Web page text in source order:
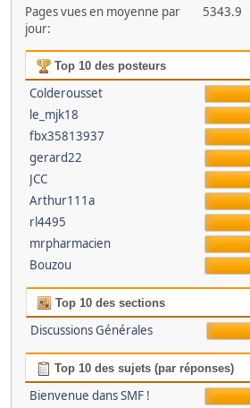
Pages vues en moyenne par
jour:
5343.9
Top 10 des posteurs
Colderousset
le_mjk18
fbx35813937
gerard22
JCC
Arthur111a
rl4495
mrpharmacien
Bouzou
Top 10 des sections
Discussions Générales
Top 10 des sujets (par réponses)
Bienvenue dans SMF !